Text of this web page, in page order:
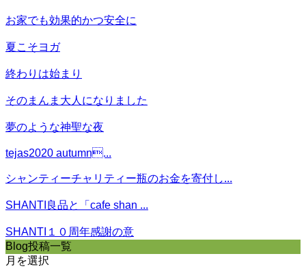
お家でも効果的かつ安全に
夏こそヨガ
終わりは始まり
そのまんま大人になりました
夢のような神聖な夜
tejas2020 autumn...
シャンティーチャリティー瓶のお金を寄付し...
SHANTI良品と「cafe shan ...
SHANTI１０周年感謝の意
Blog投稿一覧
月を選択